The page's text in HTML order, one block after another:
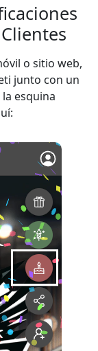
o sitio web,
junto con un
esquina